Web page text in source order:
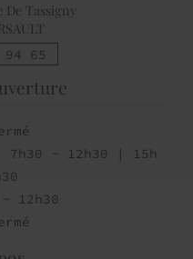
De Tassigny
65
7h30 - 12h30 | 15h
12h30